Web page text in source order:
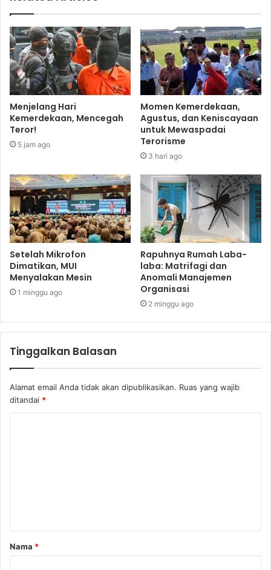
Menjelang Hari
Kemerdekaan, Mencegah
Teror!
5 jam ago
Momen Kemerdekaan,
Agustus, dan Keniscayaan
untuk Mewaspadai
Terorisme
3 hari ago
Setelah Mikrofon
Dimatikan, MUI
Menyalakan Mesin
1 minggu ago
Rapuhnya Rumah Laba-
laba: Matrifagi dan
Anomali Manajemen
Organisasi
2 minggu ago
Tinggalkan Balasan
Alamat email Anda tidak akan dipublikasikan. Ruas yang wajib
ditandai *
a
r
Nama *